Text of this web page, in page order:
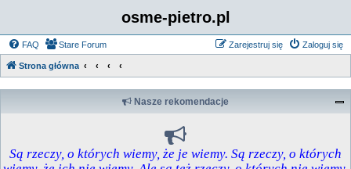
osme-pietro.pl
FAQ Zaloguj się
Zarejestruj się
Stare Forum
Strona główna
Nasze rekomendacje
Są rzeczy, o których wiemy, że je wiemy. Są rzeczy, o których